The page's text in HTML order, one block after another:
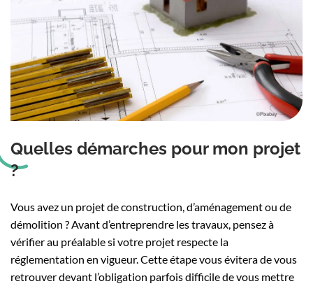
Quelles démarches pour mon projet
?
Vous avez un projet de construction, d’aménagement ou de
démolition ? Avant d’entreprendre les travaux, pensez à
vérifier au préalable si votre projet respecte la
réglementation en vigueur. Cette étape vous évitera de vous
retrouver devant l’obligation parfois difficile de vous mettre